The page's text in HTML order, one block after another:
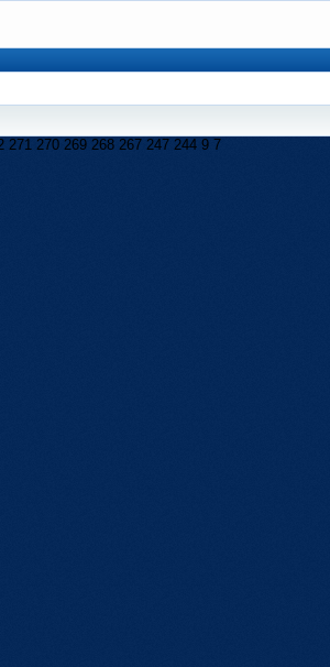
7
9
244
247
267
268
269
270
271